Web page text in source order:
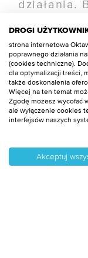
działania.
kontrolę
potrzeby
24/7/365.
Ogromną
chmury
DROGI
strona internetowa
poprawnego działania
(cookies techniczne).
dla optymalizacji treści,
także doskonalenia
Więcej na ten temat
Zgodę możesz wycofać
ale wyłączenie cookies
interfejsów naszych
Akceptuj